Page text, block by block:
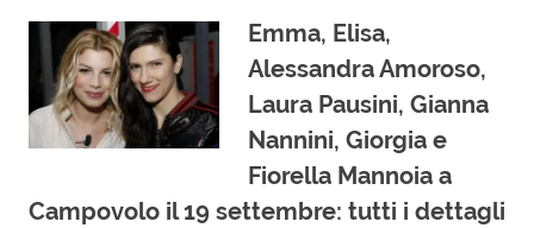
Emma, Elisa,
Alessandra Amoroso,
Laura Pausini, Gianna
Nannini, Giorgia e
Fiorella Mannoia a
Campovolo il 19 settembre: tutti i dettagli